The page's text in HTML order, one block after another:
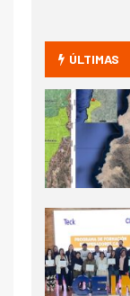
4
ÚLTIMAS